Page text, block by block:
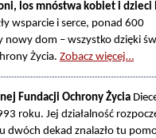
los mnóstwa kobiet i dzieci
wsparcie i serce, ponad 600
nowy dom – wszystko dzięki
Życia. Zobacz więcej…
Fundacji Ochrony Życia
roku. Jej działalność
dwóch dekad znalazło tu